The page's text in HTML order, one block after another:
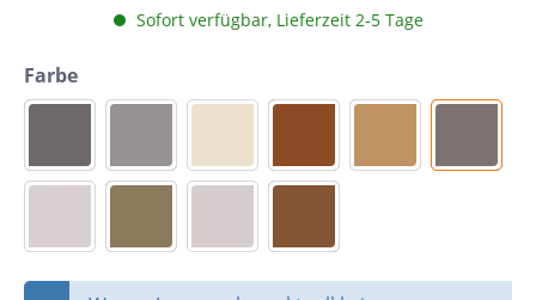
Sofort verfügbar, Lieferzeit 2-5 Tage
Farbe